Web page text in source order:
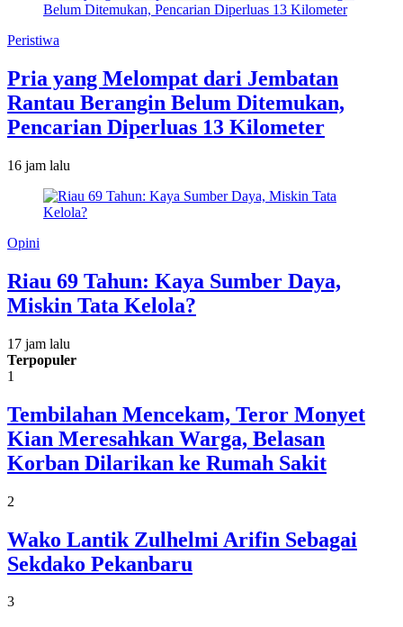
Peristiwa
Pria yang Melompat dari Jembatan
Rantau Berangin Belum Ditemukan,
Pencarian Diperluas 13 Kilometer
16 jam lalu
Opini
Riau 69 Tahun: Kaya Sumber Daya,
Miskin Tata Kelola?
17 jam lalu
Terpopuler
1
Tembilahan Mencekam, Teror Monyet
Kian Meresahkan Warga, Belasan
Korban Dilarikan ke Rumah Sakit
2
Wako Lantik Zulhelmi Arifin Sebagai
Sekdako Pekanbaru
3